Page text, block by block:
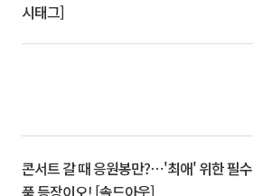
시태그]
콘서트 갈 때 응원봉만?⋯'최애' 위한 필수
품 등장이오! [솔드아웃]